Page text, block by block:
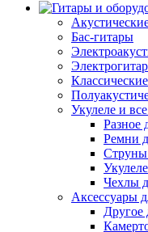
Бас-гитары
Укулеле и
Разное
Ремни
Струны
Укулеле
Чехлы
Аксессуары
Другое